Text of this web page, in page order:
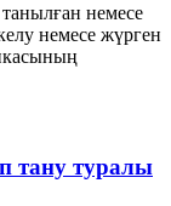
немесе
немесе жүрген
тану туралы